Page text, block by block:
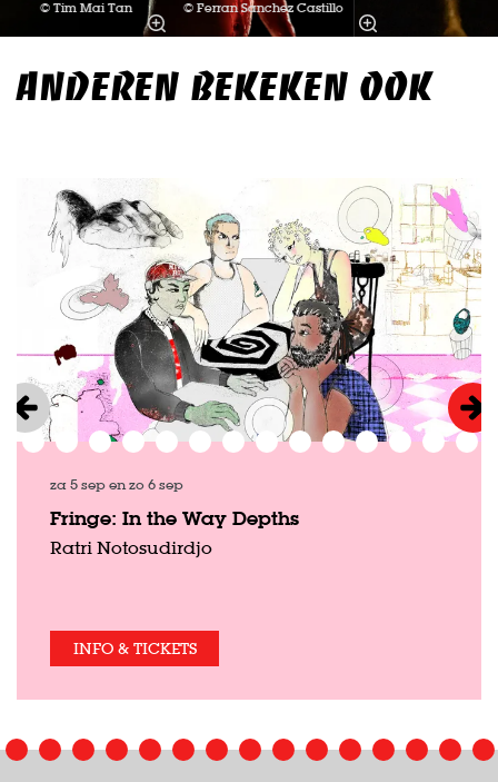
© Tim Mai Tan © Ferran Sanchez Castillo
ANDEREN BEKEKEN OOK
Fringe: In the Way Depths
Ratri Notosudirdjo
za 5 sepenzo 6 sep
INFO & TICKETS